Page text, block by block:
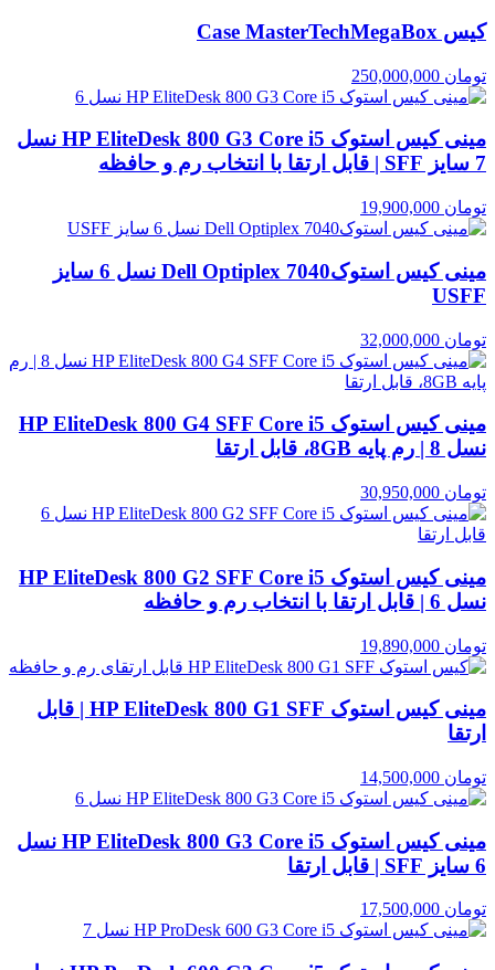
کیس Case MasterTechMegaBox
تومان
مینی کیس استوک HP EliteDesk 800 G3 Core i5 نسل
7 سایز SFF | قابل ارتقا با انتخاب رم و حافظه
تومان
مینی کیس استوکDell Optiplex 7040 نسل 6 سایز
USFF
تومان
مینی کیس استوک HP EliteDesk 800 G4 SFF Core i5
نسل 8 | رم پایه 8GB، قابل ارتقا
تومان
مینی کیس استوک HP EliteDesk 800 G2 SFF Core i5
نسل 6 | قابل ارتقا با انتخاب رم و حافظه
تومان
مینی کیس استوک HP EliteDesk 800 G1 SFF | قابل
ارتقا
تومان
مینی کیس استوک HP EliteDesk 800 G3 Core i5 نسل
6 سایز SFF | قابل ارتقا
تومان